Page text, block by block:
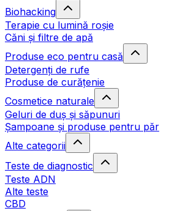
Biohacking
Terapie cu lumină roșie
Căni și filtre de apă
Produse eco pentru casă
Detergenți de rufe
Produse de curățenie
Cosmetice naturale
Geluri de duș și săpunuri
Șampoane și produse pentru păr
Alte categorii
Teste de diagnostic
Teste ADN
Alte teste
CBD